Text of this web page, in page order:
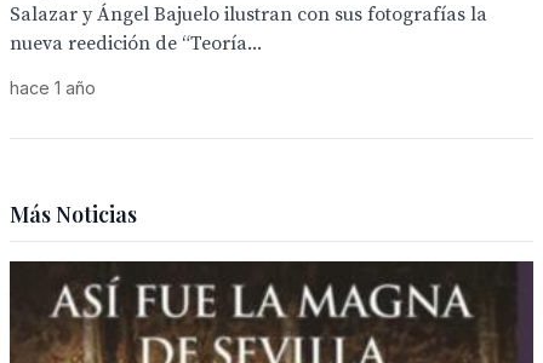
Salazar y Ángel Bajuelo ilustran con sus fotografías la
nueva reedición de “Teoría...
hace 1 año
Más Noticias